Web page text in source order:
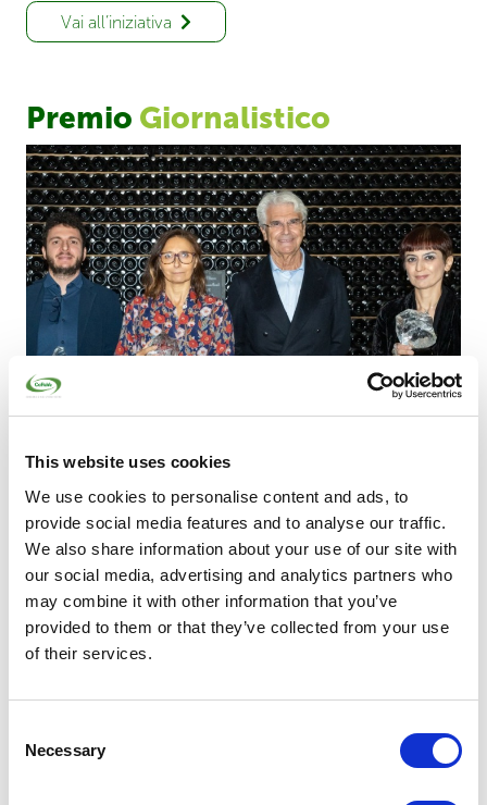
This website uses cookies
We use cookies to personalise content and ads, to
provide social media features and to analyse our traffic.
We also share information about your use of our site with
our social media, advertising and analytics partners who
may combine it with other information that you’ve
provided to them or that they’ve collected from your use
of their services.
Selection
Necessary
Vai all’iniziativa
Un concorso dedicato alle
migliori penne
green, per riconoscere i giornalistiche fanno
della sostenibilità e del riciclo i temi centrali delle
loro storie. Raccontare il cambiamento è il primo
Vai all’iniziativa
Premio Giornalistico